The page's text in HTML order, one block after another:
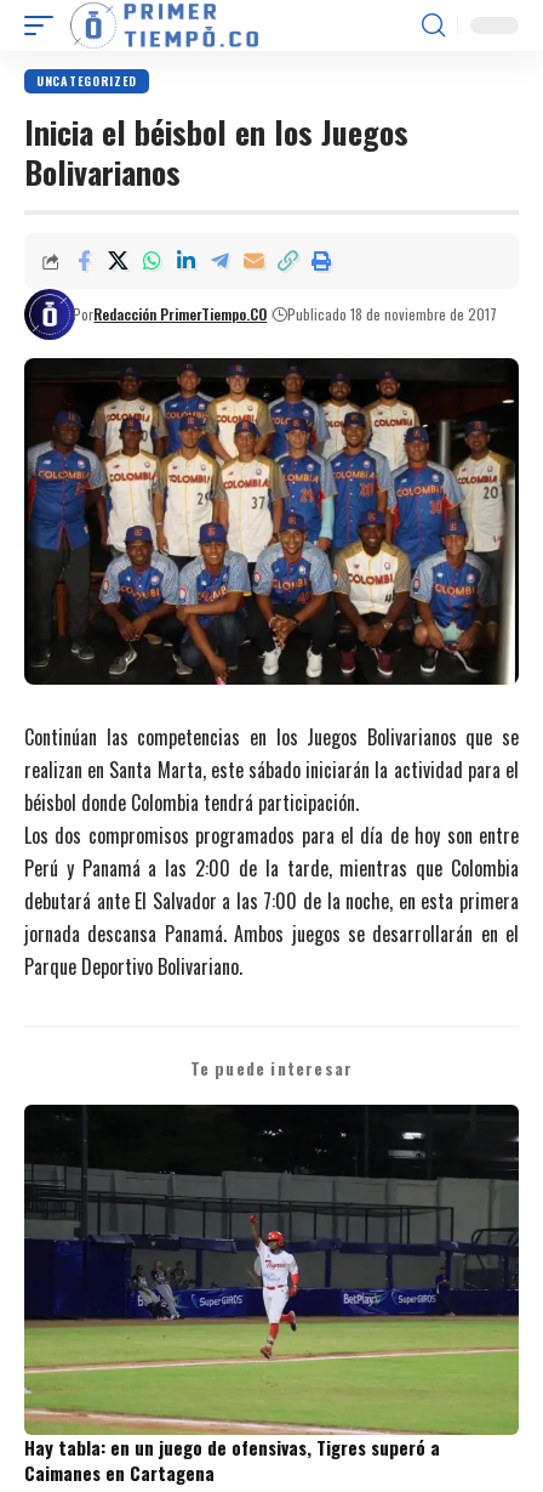
UNCATEGORIZED
Inicia el béisbol en los Juegos
Bolivarianos
PorRedacción PrimerTiempo.CO Publicado 18 de noviembre de 2017
Continúan las competencias en los Juegos Bolivarianos que se
realizan en Santa Marta, este sábado iniciarán la actividad para el
béisbol donde Colombia tendrá participación.
Los dos compromisos programados para el día de hoy son entre
Perú y Panamá a las 2:00 de la tarde, mientras que Colombia
debutará ante El Salvador a las 7:00 de la noche, en esta primera
jornada descansa Panamá. Ambos juegos se desarrollarán en el
Parque Deportivo Bolivariano.
Te puede interesar
Hay tabla: en un juego de ofensivas, Tigres superó a
Caimanes en Cartagena